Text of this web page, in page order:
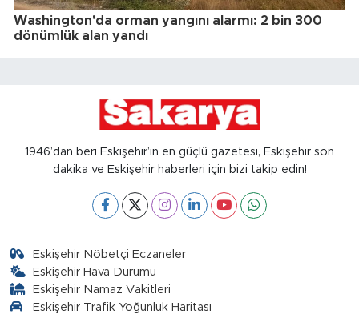
Washington'da orman yangını alarmı: 2 bin 300
dönümlük alan yandı
1946’dan beri Eskişehir’in en güçlü gazetesi, Eskişehir son
dakika ve Eskişehir haberleri için bizi takip edin!
Eskişehir Nöbetçi Eczaneler
Eskişehir Hava Durumu
Eskişehir Namaz Vakitleri
Eskişehir Trafik Yoğunluk Haritası